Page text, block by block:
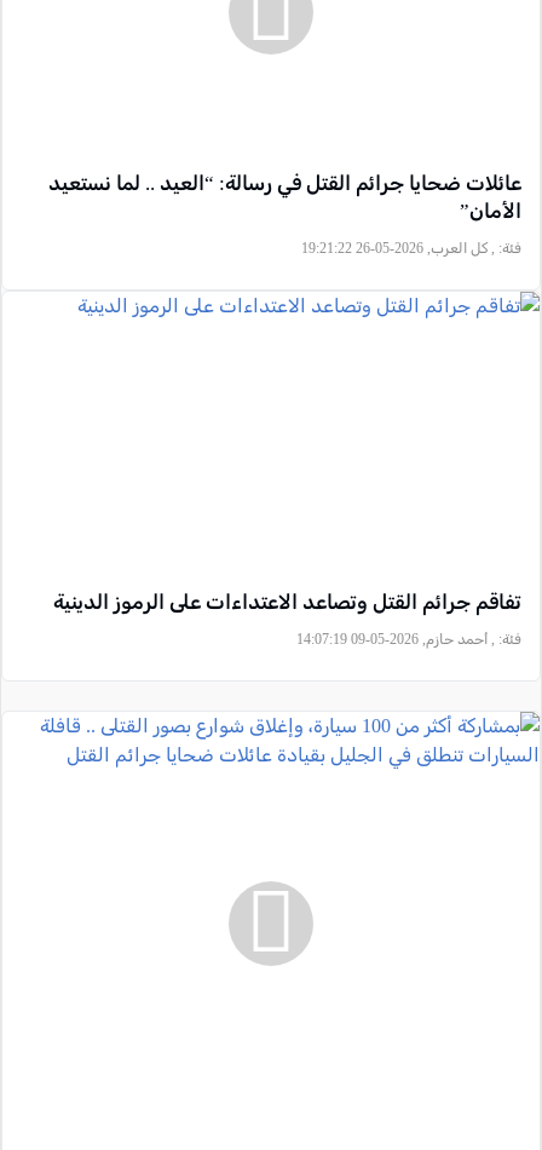
عائلات ضحايا جرائم القتل في رسالة: “العيد .. لما نستعيد
الأمان”
فئة: , كل العرب, 2026-05-26 19:21:22
تفاقم جرائم القتل وتصاعد الاعتداءات على الرموز الدينية
فئة: , أحمد حازم, 2026-05-09 14:07:19